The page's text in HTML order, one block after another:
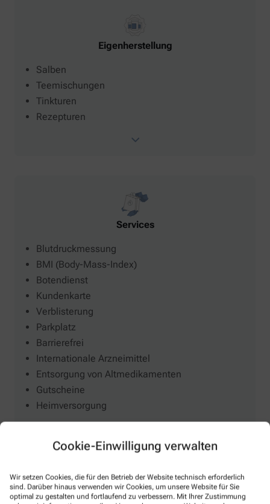
Cookie-Einwilligung verwalten
Wir setzen Cookies, die für den Betrieb der Website technisch erforderlich
sind. Darüber hinaus verwenden wir Cookies, um unsere Website für Sie
optimal zu gestalten und fortlaufend zu verbessern. Mit Ihrer Zustimmung
Eigenherstellung
Salben
Teemischungen
Tinkturen
Rezepturen
Services
Blutdruckmessung
BMI (Body-Mass-Index)
Botendienst
Kundenkarte
Verblisterung
Parkplatz
Barrierefrei
Internationale Arzneimittel
Entsorgung von Altmedikamenten
Gutscheine
Heimversorgung